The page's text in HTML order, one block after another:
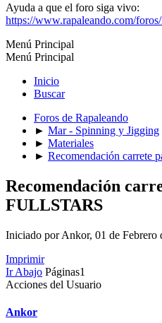
Ayuda a que el foro siga vivo:
https://www.rapaleando.com/
Menú Principal
Menú Principal
Inicio
Buscar
Foros de Rapaleando
► Mar - Spinning y Jigging
► Materiales
► Recomendación carrete
Recomendación
FULLSTARS
Iniciado por Ankor, 01 de
Imprimir
Ir Abajo Páginas1
Acciones del Usuario
Ankor